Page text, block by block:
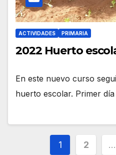
ACTIVIDADES PRIMARIA
2022 Huerto
En este nuevo curso
huerto escolar. Primer
1 2 …